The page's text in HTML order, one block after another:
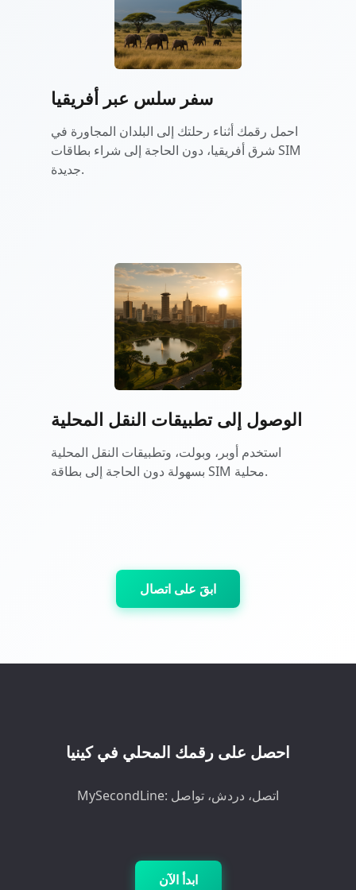
سفر سلس عبر أفريقيا
احمل رقمك أثناء رحلتك إلى البلدان المجاورة في
شرق أفريقيا، دون الحاجة إلى شراء بطاقات SIM
جديدة.
الوصول إلى تطبيقات النقل المحلية
استخدم أوبر، وبولت، وتطبيقات النقل المحلية
بسهولة دون الحاجة إلى بطاقة SIM محلية.
ابقَ على اتصال
احصل على رقمك المحلي في كينيا
MySecondLine: اتصل، دردش، تواصل
ابدأ الآن